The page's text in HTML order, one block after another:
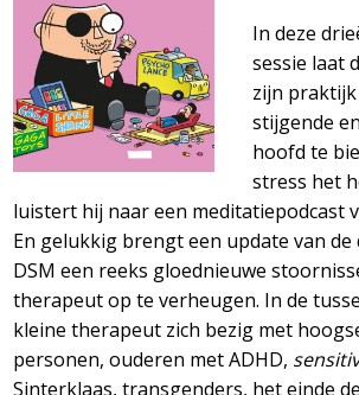
In deze
sessie laat
zijn
stijgende
hoofd te
stress het
luistert hij naar een meditatiepodcast
En gelukkig brengt een update van
DSM een reeks gloednieuwe
therapeut op te verheugen. In de
kleine therapeut zich bezig met
personen, ouderen met ADHD,
Sinterklaas, transgenders, het einde